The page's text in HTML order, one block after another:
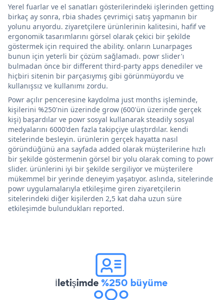
Yerel fuarlar ve el sanatları gösterilerindeki işlerinden getting
birkaç ay sonra, rbia shades çevrimiçi satış yapmanın bir
yolunu arıyordu. ziyaretçilere ürünlerinin kalitesini, hafif ve
ergonomik tasarımlarını görsel olarak çekici bir şekilde
göstermek için required the ability. onların Lunarpages
bunun için yeterli bir çözüm sağlamadı. powr slider'ı
bulmadan önce bir different third-party apps denediler ve
hiçbiri sitenin bir parçasıymış gibi görünmüyordu ve
kullanışsız ve kullanımı zordu.
Powr açılır penceresine kaydolma just months işleminde,
kişilerini %250'nin üzerinde grow (600'ün üzerinde gerçek
kişi) başardılar ve powr sosyal kullanarak steadily sosyal
medyalarını 6000'den fazla takipçiye ulaştırdılar. kendi
sitelerinde besleyin. ürünlerin gerçek hayatta nasıl
göründüğünü ana sayfada added olarak müşterilerine hızlı
bir şekilde göstermenin görsel bir yolu olarak coming to powr
slider. ürünlerini iyi bir şekilde sergiliyor ve müşterilere
mükemmel bir yerinde deneyim yaşatıyor. aslında, sitelerinde
powr uygulamalarıyla etkileşime giren ziyaretçilerin
sitelerindeki diğer kişilerden 2,5 kat daha uzun süre
etkileşimde bulundukları reported.
İletişimde%250 büyüme